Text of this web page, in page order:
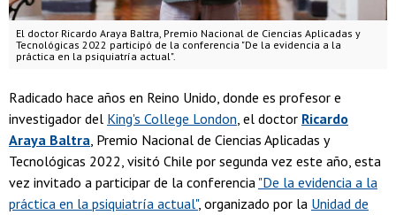
El doctor Ricardo Araya Baltra, Premio Nacional de Ciencias Aplicadas y
Tecnológicas 2022 participó de la conferencia "De la evidencia a la
práctica en la psiquiatría actual".
Radicado hace años en Reino Unido, donde es profesor e
investigador del King's College London, el doctor Ricardo
Araya Baltra, Premio Nacional de Ciencias Aplicadas y
Tecnológicas 2022, visitó Chile por segunda vez este año, esta
vez invitado a participar de la conferencia "De la evidencia a la
práctica en la psiquiatría actual", organizado por la Unidad de